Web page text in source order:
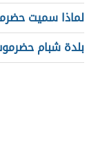
لماذا سميت
بلدة شبام